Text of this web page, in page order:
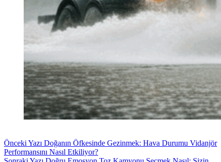
Önceki Yazı Doğanın Öfkesinde Gezinmek: Hava Durumu Vidanjör
Performansını Nasıl Etkiliyor?